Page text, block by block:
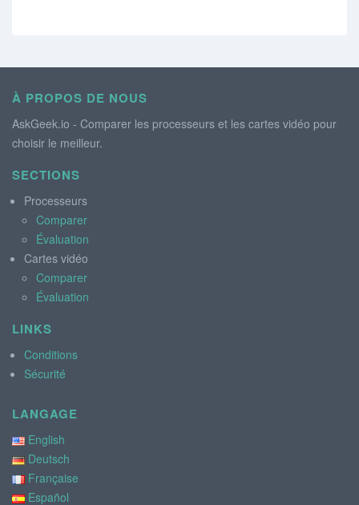
À PROPOS DE NOUS
AskGeek.io - Comparer les processeurs et les cartes vidéo pour
choisir le meilleur.
SECTIONS
Processeurs
Comparer
Évaluation
Cartes vidéo
Comparer
Évaluation
LINKS
Conditions
Sécurité
LANGAGE
English
Deutsch
Française
Español